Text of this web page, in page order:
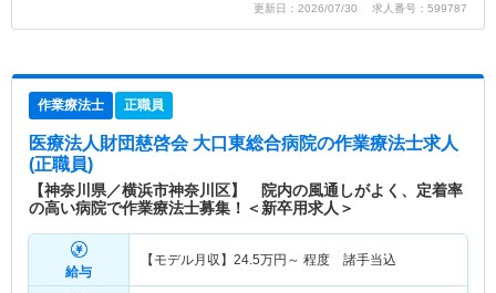
更新日：2026/07/30 求人番号：599787
作業療法士 正職員
医療法人財団慈啓会 大口東総合病院の作業療法士求人
(正職員)
【神奈川県／横浜市神奈川区】 院内の風通しがよく、定着率
の高い病院で作業療法士募集！＜新卒用求人＞
給与
【モデル月収】 24.5万円～ 程度 諸手当込